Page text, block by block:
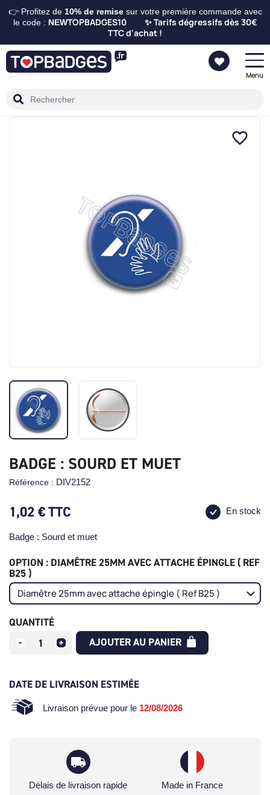
👉 Profitez de 10% de remisesur votre première commande avec
le code : NEWTOPBADGES10 ✨ Tarifs dégressifs dès 30€
TTC d'achat !
Menu
favorite_border
BADGE : SOURD ET MUET
Référence : DIV2152
1,02 €TTC En stock
Badge : Sourd et muet
OPTION : DIAMÊTRE 25MM AVEC ATTACHE ÉPINGLE ( REF
B25 )
QUANTITÉ
AJOUTER AU PANIER
DATE DE LIVRAISON ESTIMÉE
Livraison prévue pour le 12/08/2026
Délais de livraison rapide Made in France